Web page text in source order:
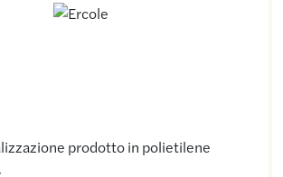
prodotto in polietilene